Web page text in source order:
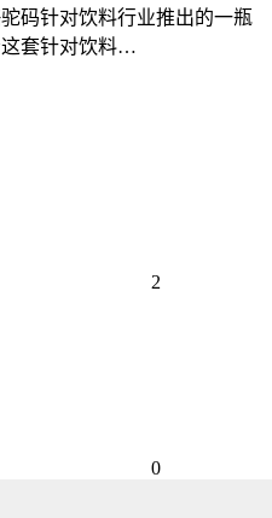
码针对饮料行业推出的一瓶
套针对饮料…
2
0